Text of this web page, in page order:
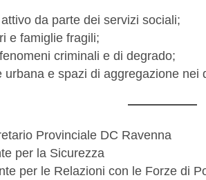
da parte dei servizi sociali;
e famiglie fragili;
criminali e di degrado;
urbana e spazi di aggregazione nei
Provinciale DC Ravenna
per la Sicurezza
per le Relazioni con le Forze di